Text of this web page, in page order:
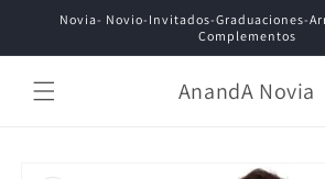
directamente
Novia- Novio-Invitados-Graduaciones-
Complementos
AnandA Novia